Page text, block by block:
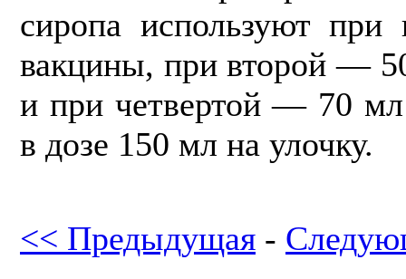
сиропа используют
вакцины, при второй —
и при четвертой — 70
в дозе 150 мл на улочку.
<< Предыдущая -